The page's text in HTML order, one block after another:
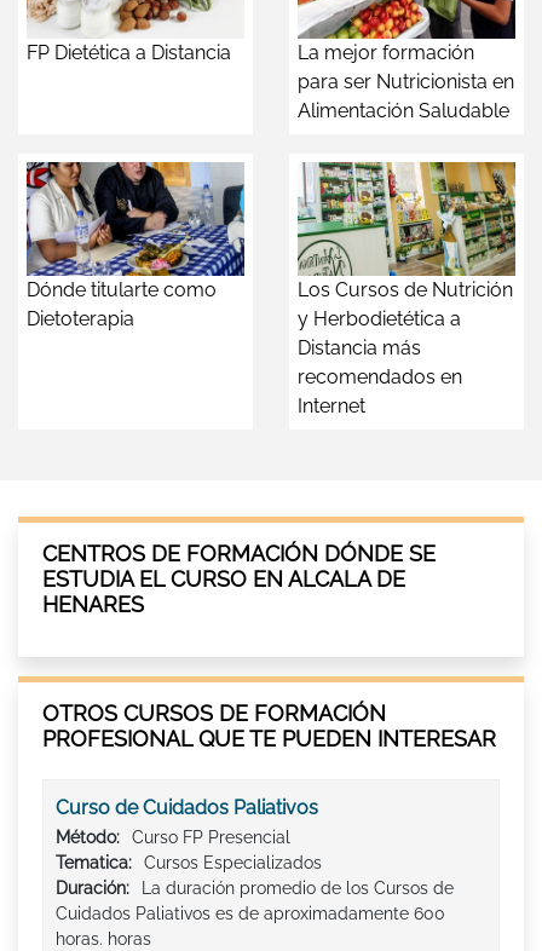
FP Dietética a Distancia
La mejor formación
para ser Nutricionista en
Alimentación Saludable
Dónde titularte como
Dietoterapia
Los Cursos de Nutrición
y Herbodietética a
Distancia más
recomendados en
Internet
CENTROS DE FORMACIÓN DÓNDE SE
ESTUDIA EL CURSO EN ALCALA DE
HENARES
OTROS CURSOS DE FORMACIÓN
PROFESIONAL QUE TE PUEDEN INTERESAR
Curso de Cuidados Paliativos
Método:
Curso FP Presencial
Tematica:
Cursos Especializados
Duración:
La duración promedio de los Cursos de
Cuidados Paliativos es de aproximadamente 600
horas. horas